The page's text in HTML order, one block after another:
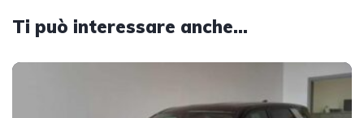
Ti può interessare anche...